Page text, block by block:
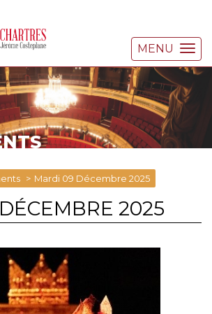
MENU
Mardi 09 Décembre 2025
2025